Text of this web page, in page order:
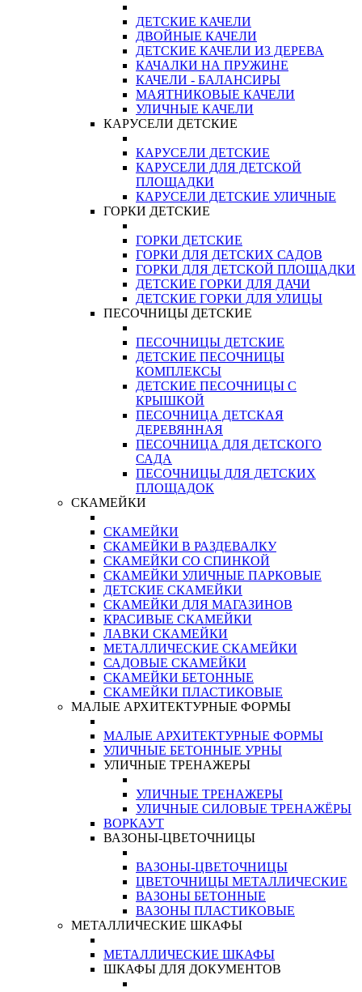
ДЕТСКИЕ КАЧЕЛИ
ДВОЙНЫЕ КАЧЕЛИ
ДЕТСКИЕ КАЧЕЛИ ИЗ ДЕРЕВА
КАЧАЛКИ НА ПРУЖИНЕ
КАЧЕЛИ - БАЛАНСИРЫ
МАЯТНИКОВЫЕ КАЧЕЛИ
УЛИЧНЫЕ КАЧЕЛИ
КАРУСЕЛИ ДЕТСКИЕ
КАРУСЕЛИ ДЕТСКИЕ
КАРУСЕЛИ ДЛЯ ДЕТСКОЙ
ПЛОЩАДКИ
КАРУСЕЛИ ДЕТСКИЕ УЛИЧНЫЕ
ГОРКИ ДЕТСКИЕ
ГОРКИ ДЕТСКИЕ
ГОРКИ ДЛЯ ДЕТСКИХ САДОВ
ГОРКИ ДЛЯ ДЕТСКОЙ ПЛОЩАДКИ
ДЕТСКИЕ ГОРКИ ДЛЯ ДАЧИ
ДЕТСКИЕ ГОРКИ ДЛЯ УЛИЦЫ
ПЕСОЧНИЦЫ ДЕТСКИЕ
ПЕСОЧНИЦЫ ДЕТСКИЕ
ДЕТСКИЕ ПЕСОЧНИЦЫ
КОМПЛЕКСЫ
ДЕТСКИЕ ПЕСОЧНИЦЫ С
КРЫШКОЙ
ПЕСОЧНИЦА ДЕТСКАЯ
ДЕРЕВЯННАЯ
ПЕСОЧНИЦА ДЛЯ ДЕТСКОГО
САДА
ПЕСОЧНИЦЫ ДЛЯ ДЕТСКИХ
ПЛОЩАДОК
СКАМЕЙКИ
СКАМЕЙКИ
СКАМЕЙКИ В РАЗДЕВАЛКУ
СКАМЕЙКИ СО СПИНКОЙ
СКАМЕЙКИ УЛИЧНЫЕ ПАРКОВЫЕ
ДЕТСКИЕ СКАМЕЙКИ
СКАМЕЙКИ ДЛЯ МАГАЗИНОВ
КРАСИВЫЕ СКАМЕЙКИ
ЛАВКИ СКАМЕЙКИ
МЕТАЛЛИЧЕСКИЕ СКАМЕЙКИ
САДОВЫЕ СКАМЕЙКИ
СКАМЕЙКИ БЕТОННЫЕ
СКАМЕЙКИ ПЛАСТИКОВЫЕ
МАЛЫЕ АРХИТЕКТУРНЫЕ ФОРМЫ
МАЛЫЕ АРХИТЕКТУРНЫЕ ФОРМЫ
УЛИЧНЫЕ БЕТОННЫЕ УРНЫ
УЛИЧНЫЕ ТРЕНАЖЕРЫ
УЛИЧНЫЕ ТРЕНАЖЕРЫ
УЛИЧНЫЕ СИЛОВЫЕ ТРЕНАЖЁРЫ
ВОРКАУТ
ВАЗОНЫ-ЦВЕТОЧНИЦЫ
ВАЗОНЫ-ЦВЕТОЧНИЦЫ
ЦВЕТОЧНИЦЫ МЕТАЛЛИЧЕСКИЕ
ВАЗОНЫ БЕТОННЫЕ
ВАЗОНЫ ПЛАСТИКОВЫЕ
МЕТАЛЛИЧЕСКИЕ ШКАФЫ
МЕТАЛЛИЧЕСКИЕ ШКАФЫ
ШКАФЫ ДЛЯ ДОКУМЕНТОВ